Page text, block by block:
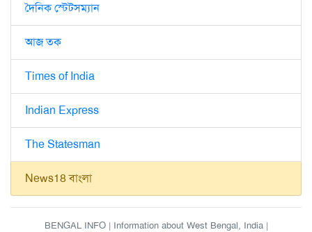
দৈনিক স্টেটসম্যান
আজ তক
Times of India
Indian Express
The Statesman
News18 বাংলা
BENGAL INFO | Information about West Bengal, India |